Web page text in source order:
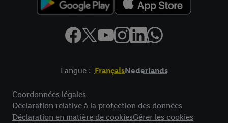
Langue : FrançaisNederlands
Coordonnées légales
Déclaration relative à la protection des données
Déclaration en matière de cookiesGérer les cookies